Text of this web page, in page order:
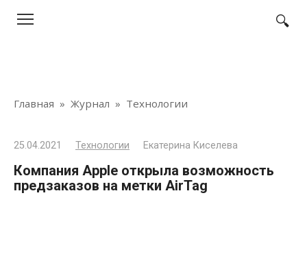
Главная » Журнал » Технологии
25.04.2021 Технологии Екатерина Киселева
Компания Apple открыла возможность
предзаказов на метки AirTag